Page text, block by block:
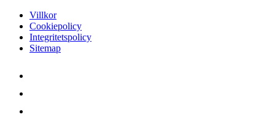
Villkor
Cookiepolicy
Integritetspolicy
Sitemap